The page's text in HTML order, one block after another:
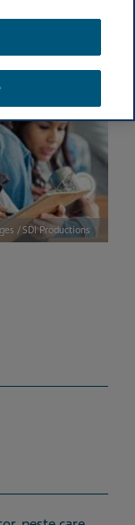
/ SDI Productions